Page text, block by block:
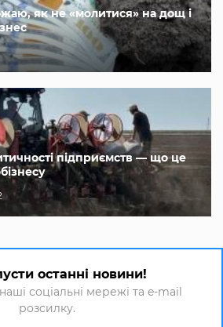
як не «молитися» на дощ і
підприємств — що це
останні новини!
соціальні мережі та e-mail
розсилку.